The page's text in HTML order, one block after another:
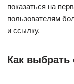
показаться на
пользователям
и ссылку.
Как выбрать